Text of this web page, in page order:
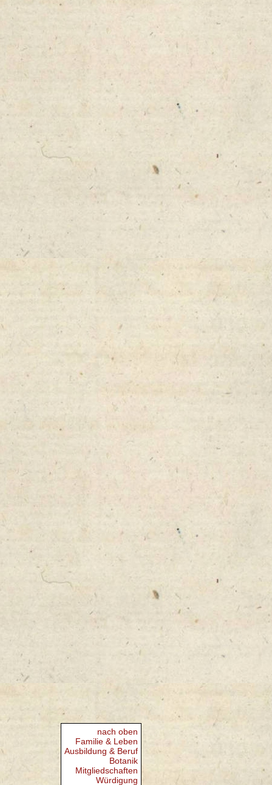
nach oben
Familie & Leben
Ausbildung & Beruf
Botanik
Mitgliedschaften
Würdigung